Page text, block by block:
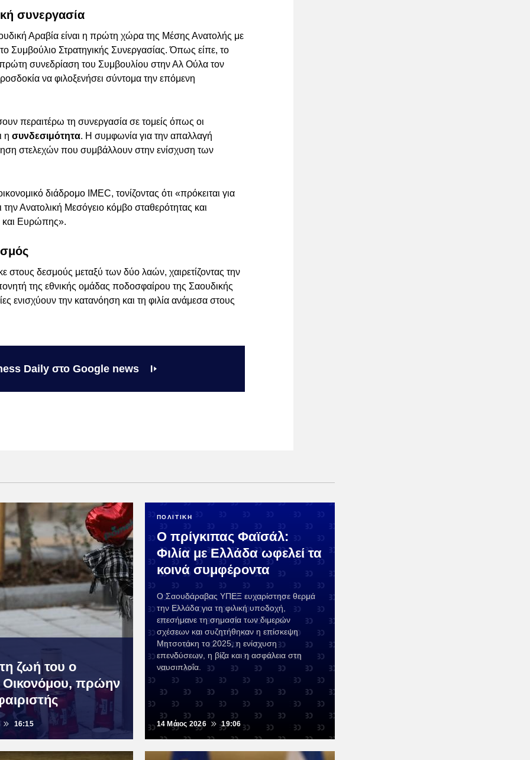
συνεργασία
Αραβία είναι η πρώτη χώρα της Μέσης Ανατολής με
Συμβούλιο Στρατηγικής Συνεργασίας. Όπως είπε, το
συνεδρίαση του Συμβουλίου στην Αλ Ούλα τον
να φιλοξενήσει σύντομα την επόμενη
περαιτέρω τη συνεργασία σε τομείς όπως οι
η συνδεσιμότητα. Η συμφωνία για την απαλλαγή
στελεχών που συμβάλλουν στην ενίσχυση των
διάδρομο IMEC, τονίζοντας ότι «πρόκειται για
Ανατολική Μεσόγειο κόμβο σταθερότητας και
και Ευρώπης».
στους δεσμούς μεταξύ των δύο λαών, χαιρετίζοντας την
της εθνικής ομάδας ποδοσφαίρου της Σαουδικής
ενισχύουν την κατανόηση και τη φιλία ανάμεσα στους
Daily στο Google news
ζωή του ο
Οικονόμου, πρώην
16:15
ΠΟΛΙΤΙΚΗ
Ο πρίγκιπας Φαϊσάλ:
Φιλία με Ελλάδα ωφελεί τα
κοινά συμφέροντα
Ο Σαουδάραβας ΥΠΕΞ ευχαρίστησε θερμά
την Ελλάδα για τη φιλική υποδοχή,
επεσήμανε τη σημασία των διμερών
σχέσεων και συζητήθηκαν η επίσκεψη
Μητσοτάκη το 2025, η ενίσχυση
επενδύσεων, η βίζα και η ασφάλεια στη
ναυσιπλοΐα.
14 Μάιος 2026 19:06